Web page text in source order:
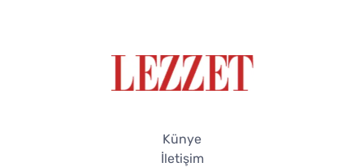
Künye
İletişim